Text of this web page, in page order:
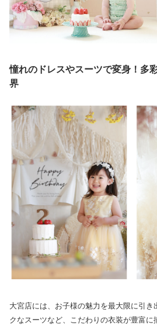
憧れのドレスやスーツで変身！多
界
大宮店には、お子様の魅力を最大限に引き
クなスーツなど、こだわりの衣装が豊富